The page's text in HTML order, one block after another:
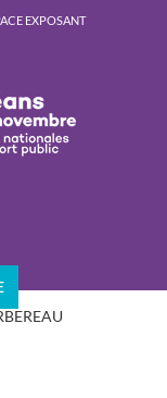
EXPOSANT